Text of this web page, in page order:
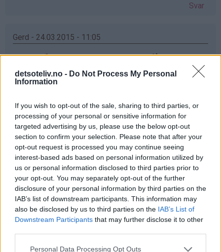
detsoteliv.no - Do Not Process My Personal
Information
If you wish to opt-out of the sale, sharing to third parties, or
processing of your personal or sensitive information for
targeted advertising by us, please use the below opt-out
section to confirm your selection. Please note that after your
opt-out request is processed you may continue seeing
interest-based ads based on personal information utilized by
us or personal information disclosed to third parties prior to
your opt-out. You may separately opt-out of the further
disclosure of your personal information by third parties on the
IAB’s list of downstream participants. This information may
also be disclosed by us to third parties on the IAB’s List of
Downstream Participants that may further disclose it to other
Personal Data Processing Opt Outs
Svar
Gerd - 24.03.2015 - 11:05
elsker vafler,men har enda ikke greid og fått meg ett
vaffeljern som er bra ,det jeg har no koker og ikke
steiker ,men ska kjøp nytt og da ska e prøv dette
Anette - 24.03.2015 - 11:05
Ett nytt vaffeljern hadde ikke vært så ille!☺ Da hadde
jeg endelig sluppet å vente i 5 min før en vaffel var klar!
Mitt nåværende jern er litt slitent for å si det slik ✌
Svar
Anonym - 24.03.2015 - 11:05